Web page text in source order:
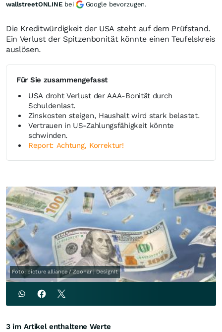
Die Kreditwürdigkeit der USA steht auf dem Prüfstand.
Ein Verlust der Spitzenbonität könnte einen Teufelskreis
auslösen.
Für Sie zusammengefasst
USA droht Verlust der AAA-Bonität durch
Schuldenlast.
Zinskosten steigen, Haushalt wird stark belastet.
Vertrauen in US-Zahlungsfähigkeit könnte
schwinden.
Report: Achtung, Korrektur!
Foto: picture alliance / Zoonar | DesignIt
wallstreetONLINE bei Google bevorzugen.
3 im Artikel enthaltene Werte